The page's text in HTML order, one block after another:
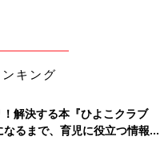
をつけないように気をつけ
縦にし、手持ち部分を水が
キング
解決する本『ひよこクラブ
るまで、育児に役立つ情報が